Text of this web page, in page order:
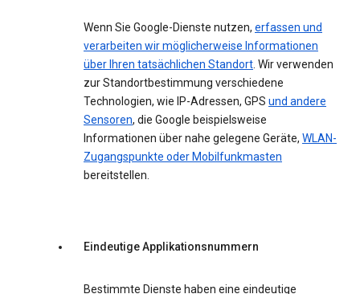
Wenn Sie Google-Dienste nutzen, erfassen und
verarbeiten wir möglicherweise Informationen
über Ihren tatsächlichen Standort. Wir verwenden
zur Standortbestimmung verschiedene
Technologien, wie IP-Adressen, GPS und andere
Sensoren, die Google beispielsweise
Informationen über nahe gelegene Geräte, WLAN-
Zugangspunkte oder Mobilfunkmasten
bereitstellen.
Eindeutige Applikationsnummern
Bestimmte Dienste haben eine eindeutige